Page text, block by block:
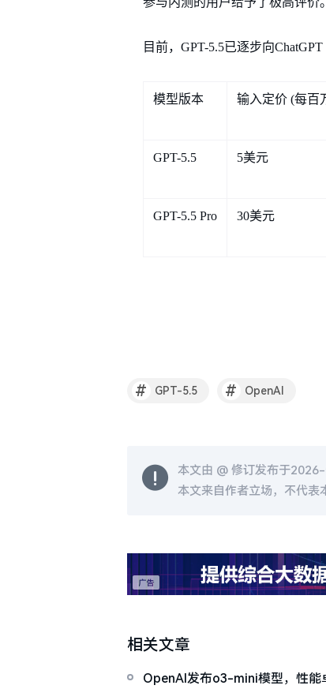
目前，GPT-5.5已逐步向
模型版本 输入定价 (每百
GPT-5.5 5美元
GPT-5.5 Pro 30美元
# GPT-5.5 # OpenAI
本文由 @修订发布于
本文来自作者立场，不代表
相关文章
OpenAI发布o3-mini模型，性能